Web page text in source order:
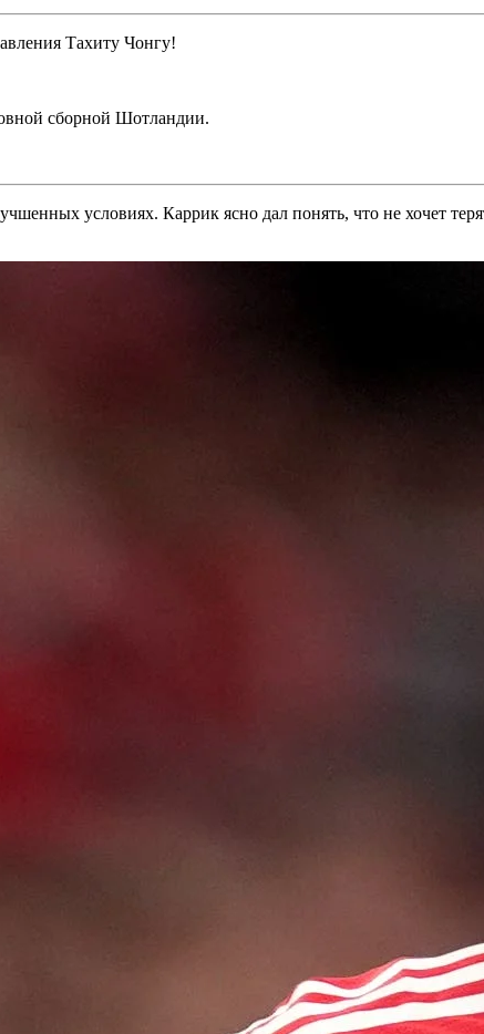
Тахиту Чонгу!
сборной Шотландии.
условиях. Каррик ясно дал понять, что не хочет